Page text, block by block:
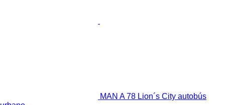
MAN A 78 Lion´s City autobús